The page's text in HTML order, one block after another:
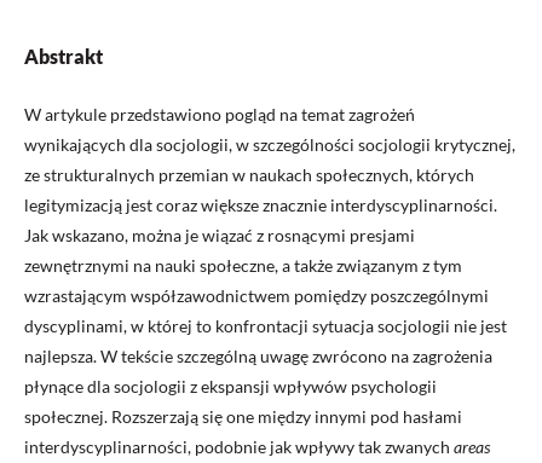
Abstrakt
W artykule przedstawiono pogląd na temat zagrożeń
wynikających dla socjologii, w szczególności socjologii krytycznej,
ze strukturalnych przemian w naukach społecznych, których
legitymizacją jest coraz większe znacznie interdyscyplinarności.
Jak wskazano, moż­na je wiązać z rosnącymi presjami
zewnętrznymi na nauki społeczne, a także związanym z tym
wzrastającym współzawodnictwem pomiędzy poszczególnymi
dyscyplinami, w której to konfrontacji sytuacja socjologii nie jest
najlepsza. W tekście szczególną uwagę zwrócono na zagrożenia
płynące dla socjologii z ekspansji wpływów psychologii
społecznej. Rozszerzają się one między innymi pod hasłami
interdyscyplinarności, podobnie jak wpływy tak zwanych areas